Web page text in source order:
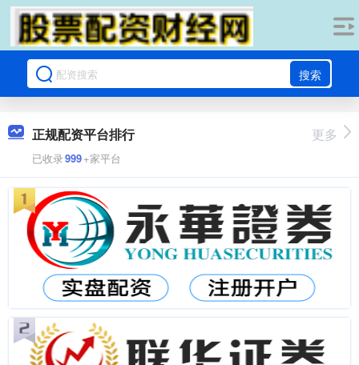
搜索
正规配资平台排行
已收录999+家平台
更多